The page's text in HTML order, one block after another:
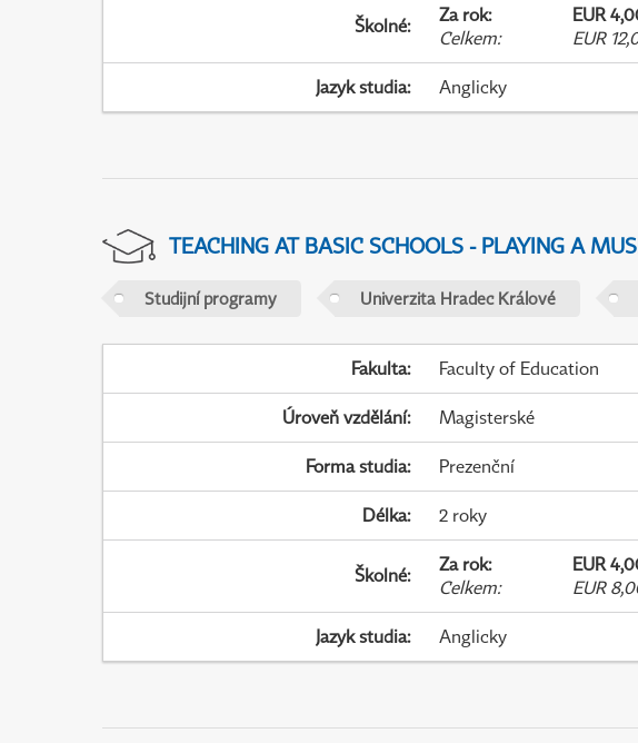
Školné: Za rok:
EUR
Celkem: EUR
Jazyk studia: Anglicky
TEACHING AT BASIC SCHOOLS - PLAYING A
Studijní programy Univerzita Hradec Králové
Fakulta: Faculty of Education
Úroveň vzdělání: Magisterské
Forma studia: Prezenční
Délka: 2 roky
Školné: Za rok:
EUR
Celkem: EUR
Jazyk studia: Anglicky